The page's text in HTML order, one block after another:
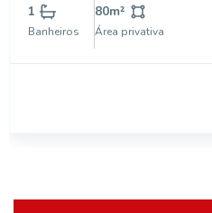
1
Banheiros
80m²
Área privativa